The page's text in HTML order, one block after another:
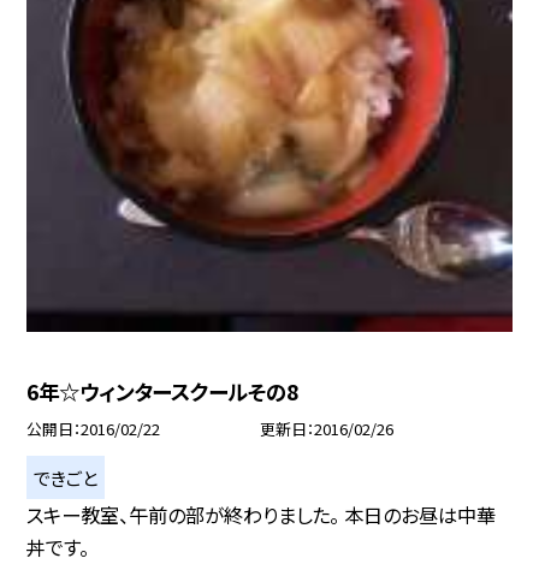
6年☆ウィンタースクールその8
公開日 2016/02/22 更新日 2016/02/26
できごと
スキー教室、午前の部が終わりました。 本日のお昼は中華
丼です。